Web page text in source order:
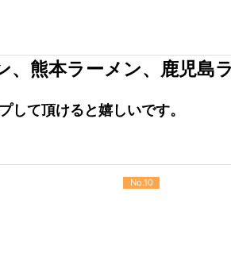
熊本ラーメン、鹿児島
して頂けると嬉しいです。
No.10